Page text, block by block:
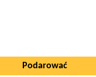
Podarować